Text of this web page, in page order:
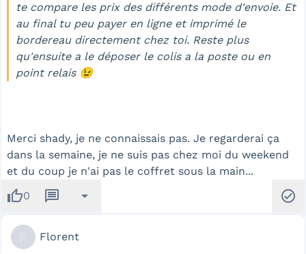
te compare les prix des différents mode d'envoie. Et
au final tu peu payer en ligne et imprimé le
bordereau directement chez toi. Reste plus
qu'ensuite a le déposer le colis a la poste ou en
point relais 😉
Merci shady, je ne connaissais pas. Je regarderai ça
dans la semaine, je ne suis pas chez moi du weekend
et du coup je n'ai pas le coffret sous la main...
thumb_up0 message arrow_drop_down check_circle
Florent